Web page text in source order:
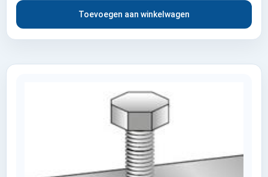
Toevoegen aan winkelwagen